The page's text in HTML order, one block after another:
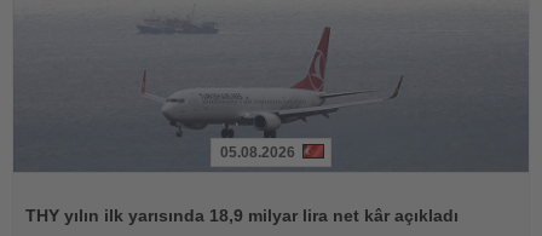
05.08.2026
THY yılın ilk yarısında 18,9 milyar lira net kâr açıkladı